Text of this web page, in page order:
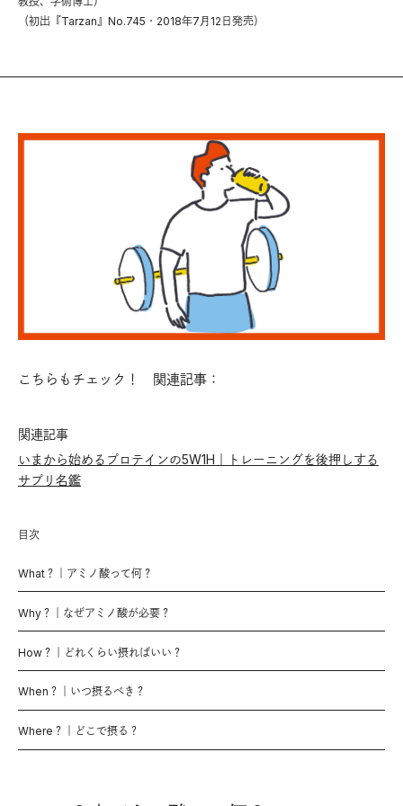
（初出『Tarzan』No.745・2018年7月12日発売）
こちらもチェック！ 関連記事：
関連記事
いまから始めるプロテインの5W1H｜トレーニングを後押しする
サプリ名鑑
目次
What？｜アミノ酸って何？
Why？｜なぜアミノ酸が必要？
How？｜どれくらい摂ればいい？
When？｜いつ摂るべき？
Where？｜どこで摂る？